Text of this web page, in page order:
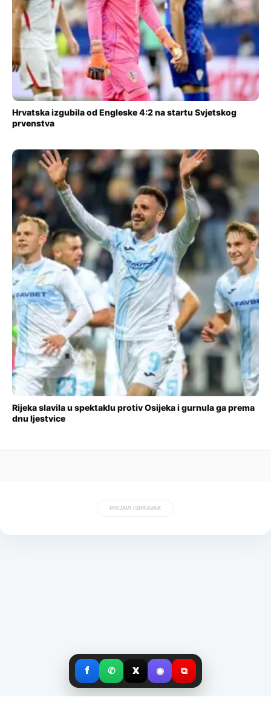
f ✆ X ◉ ⧉
Hrvatska izgubila od Engleske 4:2 na startu Svjetskog
prvenstva
Rijeka slavila u spektaklu protiv Osijeka i gurnula ga prema
dnu ljestvice
PRIJAVI ISPRAVAK